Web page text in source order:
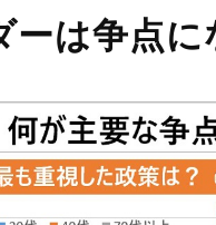
ーは争点に